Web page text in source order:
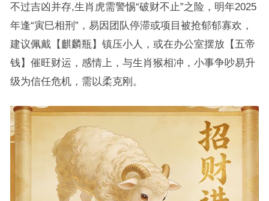
不过吉凶并存,生肖虎需警惕“破财不止”之险，明年2025
年逢“寅巳相刑”，易因团队停滞或项目被抢郁郁寡欢，
建议佩戴【麒麟瓶】镇压小人，或在办公室摆放【五帝
钱】催旺财运，感情上，与生肖猴相冲，小事争吵易升
级为信任危机，需以柔克刚。